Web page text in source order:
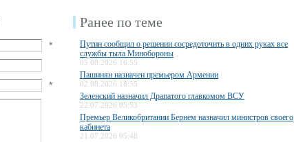
*
*
Ранее по теме
Путин сообщил о решении сосредоточить в одних руках все
службы тыла Минобороны
05.08.2026 16:55
Пашинян назначен премьером Армении
02.08.2026 18:55
Зеленский назначил Драпатого главкомом ВСУ
22.07.2026 05:53
Премьер Великобритании Бернем назначил министров своего
кабинета
21.07.2026 05:48